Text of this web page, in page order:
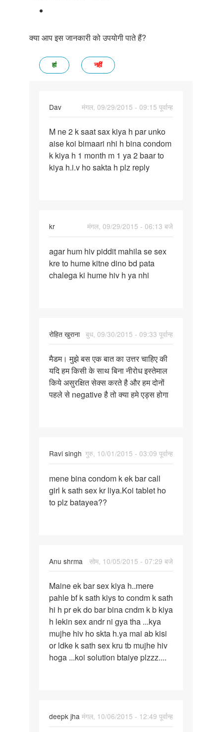
क्या आप इस जानकारी को उपयोगी पाते हैं?
हां नहीं
Dav
मंगल, 09/29/2015 - 09:15 पूर्वान्ह
M
ne
2
k
par
M ne 2 k saat sax kiya h par unko
aise koi bimaari nhi h bina condom
k kiya h 1 month m 1 ya 2 baar to
kiya h.i.v ho sakta h plz reply
kr
मंगल, 09/29/2015 - 06:13 बजे
agar
hum
hiv
agar hum hiv piddit mahila se sex
kre to hume kitne dino bd pata
chalega ki hume hiv h ya nhi
रोहित खुराना बुध, 09/30/2015 - 09:33 पूर्वान्ह
मैडम।
मुझे
बस
एक
मैडम। मुझे बस एक बात का उत्तर चाहिए की
यदि हम किसी के साथ बिना नीरोध इस्तेमाल
किये असुरक्षित सेक्स करते है और हम दोनों
पहले से negative है तो क्या हमे एड्स होगा
Ravi singh गुरु, 10/01/2015 - 03:09 पूर्वान्ह
mene
bina
condom
mene bina condom k ek bar call
girl k sath sex kr liya.Koi tablet ho
to plz batayea??
Anu shrma
सोम, 10/05/2015 - 07:29 बजे
Maine
ek
bar
sex
kiya
h..mere
Maine ek bar sex kiya h..mere
pahle bf k sath kiys to condm k sath
hi h pr ek do bar bina cndm k b kiya
h lekin sex andr ni gya tha ...kya
mujhe hiv ho skta h.ya mai ab kisi
or ldke k sath sex kru tb mujhe hiv
hoga ...koi solution btaiye plzzz....
deepk jha मंगल, 10/06/2015 - 12:49 पूर्वान्ह